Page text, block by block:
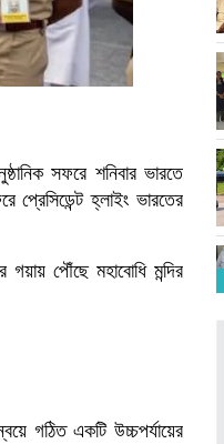
সফরে শনিবার ভারতে
হ্লাইং ভারতের
পৌঁছে মহাবোধি মন্দির
গঠিত একটি উচ্চপর্যায়ের